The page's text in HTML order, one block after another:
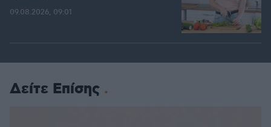
09.08.2026, 09:01
Δείτε Επίσης